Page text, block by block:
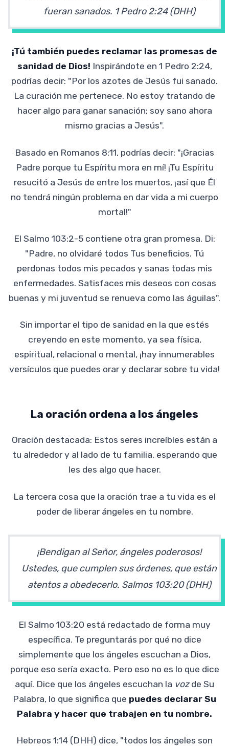
fueran sanados. 1 Pedro 2:24 (DHH)
¡Tú también puedes reclamar las promesas de
sanidad de Dios! Inspirándote en 1 Pedro 2:24,
podrías decir: "Por los azotes de Jesús fui sanado.
La curación me pertenece. No estoy tratando de
hacer algo para ganar sanación; soy sano ahora
mismo gracias a Jesús".
Basado en Romanos 8:11, podrías decir: "¡Gracias
Padre porque tu Espíritu mora en mí! ¡Tu Espíritu
resucitó a Jesús de entre los muertos, ¡así que Él
no tendrá ningún problema en dar vida a mi cuerpo
mortal!"
El Salmo 103:2-5 contiene otra gran promesa. Di:
"Padre, no olvidaré todos Tus beneficios. Tú
perdonas todos mis pecados y sanas todas mis
enfermedades. Satisfaces mis deseos con cosas
buenas y mi juventud se renueva como las águilas".
Sin importar el tipo de sanidad en la que estés
creyendo en este momento, ya sea física,
espiritual, relacional o mental, ¡hay innumerables
versículos que puedes orar y declarar sobre tu vida!
La oración ordena a los ángeles
Oración destacada: Estos seres increíbles están a
tu alrededor y al lado de tu familia, esperando que
les des algo que hacer.
La tercera cosa que la oración trae a tu vida es el
poder de liberar ángeles en tu nombre.
¡Bendigan al Señor, ángeles poderosos!
Ustedes, que cumplen sus órdenes, que están
atentos a obedecerlo. Salmos 103:20 (DHH)
El Salmo 103:20 está redactado de forma muy
específica. Te preguntarás por qué no dice
simplemente que los ángeles escuchan a Dios,
porque eso sería exacto. Pero eso no es lo que dice
aquí. Dice que los ángeles escuchan la vozde Su
Palabra, lo que significa que puedes declarar Su
Palabra y hacer que trabajen en tu nombre.
Hebreos 1:14 (DHH) dice, "todos los ángeles son